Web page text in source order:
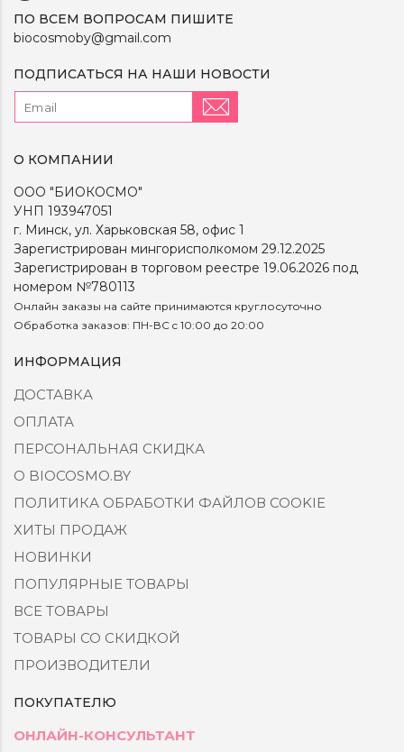
ПО ВСЕМ ВОПРОСАМ ПИШИТЕ
biocosmoby@gmail.com
ПОДПИСАТЬСЯ НА НАШИ НОВОСТИ
О КОМПАНИИ
ООО "БИОКОСМО"
УНП 193947051
г. Минск, ул. Харьковская 58, офис 1
Зарегистрирован мингорисполкомом 29.12.2025
Зарегистрирован в торговом реестре 19.06.2026 под
номером №780113
Онлайн заказы на сайте принимаются круглосуточно
Обработка заказов: ПН-ВС c 10:00 до 20:00
ИНФОРМАЦИЯ
ДОСТАВКА
ОПЛАТА
ПЕРСОНАЛЬНАЯ СКИДКА
О BIOCOSMO.BY
ПОЛИТИКА ОБРАБОТКИ ФАЙЛОВ COOKIE
ХИТЫ ПРОДАЖ
НОВИНКИ
ПОПУЛЯРНЫЕ ТОВАРЫ
ВСЕ ТОВАРЫ
ТОВАРЫ СО СКИДКОЙ
ПРОИЗВОДИТЕЛИ
ПОКУПАТЕЛЮ
ОНЛАЙН-КОНСУЛЬТАНТ